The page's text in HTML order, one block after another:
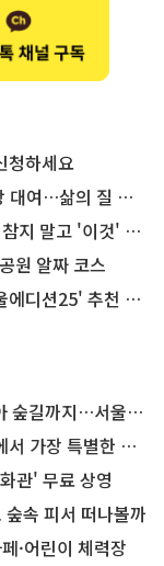
청하세요
…삶의 질 높인다
'이것' 해보세요!
원 알짜 코스
션25' 추천 코스
…서울둘레길 15코스
한 편의점의 정체
관' 무료 상영
속 피서 떠나볼까
·어린이 체력장